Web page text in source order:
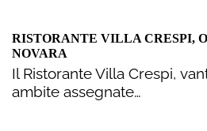
RISTORANTE VILLA CRESPI,
NOVARA
Il Ristorante Villa Crespi,
ambite assegnate…